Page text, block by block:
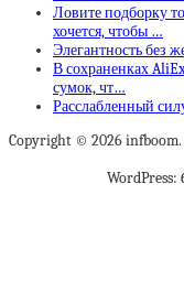
Ловите подборку
хочется, чтобы …
Элегантность без
В сохраненках
сумок, чт…
Расслабленный
Copyright © 2026 infboom.
WordPress: